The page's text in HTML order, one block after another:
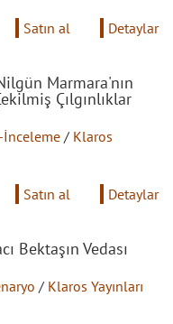
Satın al Detaylar
Marmara'nın
Çılgınlıklar
İnceleme/ Klaros
Satın al Detaylar
Bektaşın Vedası
/ Klaros Yayınları